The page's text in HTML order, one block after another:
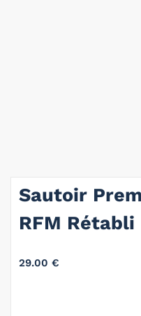
Sautoir
RFM Rétabli
29.00 €